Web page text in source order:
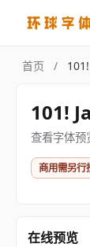
首页 /
101!
查看字体预
商用需另行
在线预览